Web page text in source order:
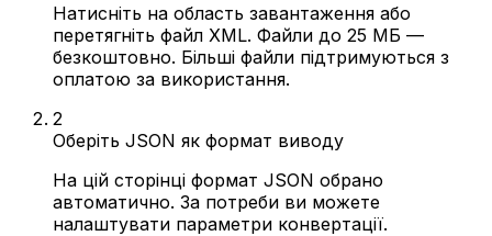
Натисніть на область завантаження або
перетягніть файл XML. Файли до 25 МБ —
безкоштовно. Більші файли підтримуються з
оплатою за використання.
2
Оберіть JSON як формат виводу
На цій сторінці формат JSON обрано
автоматично. За потреби ви можете
налаштувати параметри конвертації.